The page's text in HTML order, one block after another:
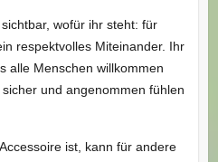
wofür ihr steht: für
respektvolles Miteinander. Ihr
alle Menschen willkommen
und angenommen fühlen
ist, kann für andere